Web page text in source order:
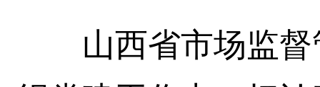
山西省市场监督